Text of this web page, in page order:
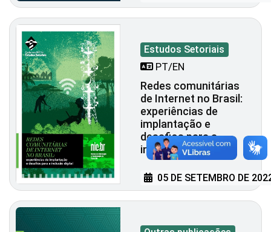
Estudos Setoriais
PT/EN
Redes comunitárias
de Internet no Brasil:
experiências de
implantação e
desafios para a
inclusão digital
05 DE SETEMBRO DE